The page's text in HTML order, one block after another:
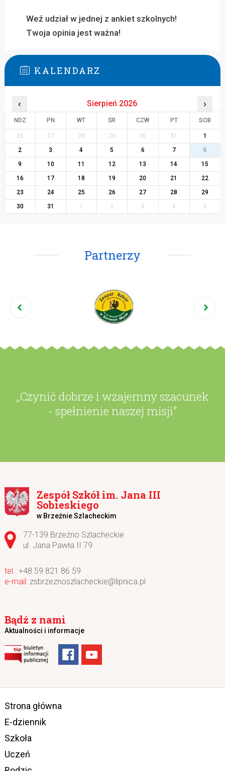
Weź udział w jednej z ankiet szkolnych!
Twoja opinia jest ważna!
KALENDARZ
‹ Sierpień 2026 ›
NDZ PN WT ŚR CZW PT SOB
26 27 28 29 30 31
1
2
3 4 5 6 7
8
9
10 11 12 13 14
15
16
17 18 19 20 21
22
23
24 25 26 27 28
29
30
31 1 2 3 4 5
Partnerzy
,,Czynić dobrze i wzajemny szacunek
- spełnienie naszej misji”
Zespół Szkół im. Jana III
Sobieskiego
w Brzeźnie Szlacheckim
Adres pocztowy:
77-139 Brzeźno Szlacheckie
ul. Jana Pawła II 79
+48 59 821 86 59
zsbrzeznoszlacheckie@lipnica.pl
Bądź z nami
Aktualności i informacje
Strona główna
E-dziennik
Szkoła
Uczeń